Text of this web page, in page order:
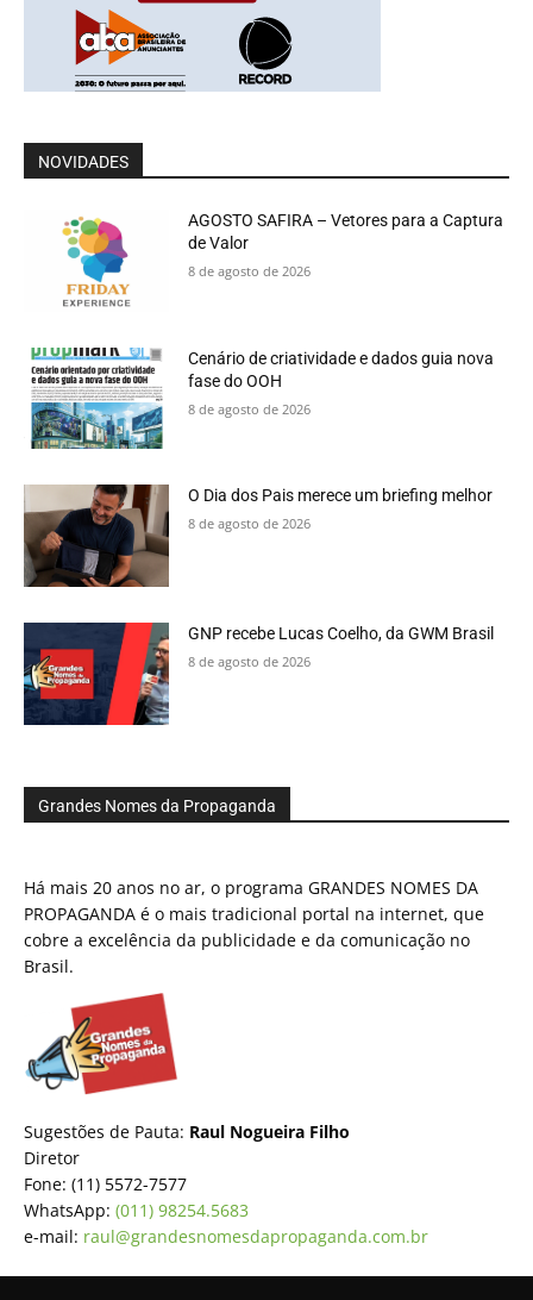
NOVIDADES
AGOSTO SAFIRA – Vetores para a Captura
de Valor
8 de agosto de 2026
Cenário de criatividade e dados guia nova
fase do OOH
8 de agosto de 2026
O Dia dos Pais merece um briefing melhor
8 de agosto de 2026
GNP recebe Lucas Coelho, da GWM Brasil
8 de agosto de 2026
Grandes Nomes da Propaganda
Há mais 20 anos no ar, o programa GRANDES NOMES DA
PROPAGANDA é o mais tradicional portal na internet, que
cobre a excelência da publicidade e da comunicação no
Brasil.
Sugestões de Pauta: Raul Nogueira Filho
Diretor
Fone: (11) 5572-7577
WhatsApp: (011) 98254.5683
e-mail: raul@grandesnomesdapropaganda.com.br